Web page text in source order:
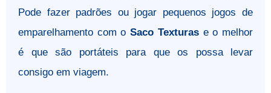
Pode fazer padrões ou jogar pequenos jogos de
emparelhamento com oSaco Texturase o melhor
é que são portáteis para que os possa levar
consigo em viagem.